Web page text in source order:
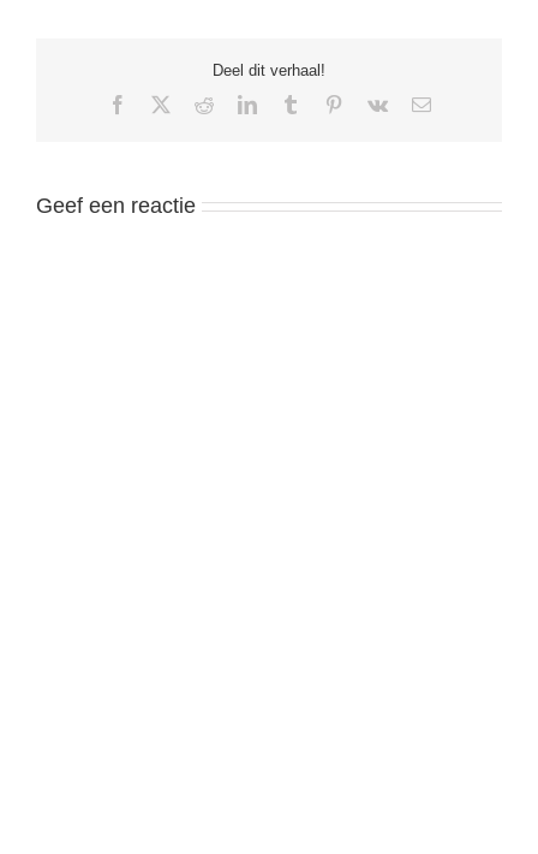
Deel dit verhaal!
Facebook RedditLinkedInTumblr Pinterest
Vk Email
Geef een reactie